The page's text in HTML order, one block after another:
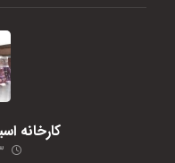
کارخانه
۳